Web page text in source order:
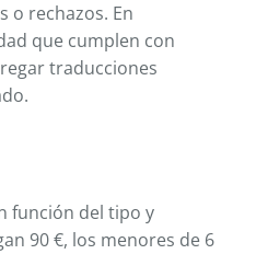
o rechazos. En
que cumplen con
traducciones
función del tipo y
90 €, los menores de 6